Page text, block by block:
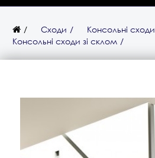
Сходи
Консольні сходи
Консольні сходи зі склом